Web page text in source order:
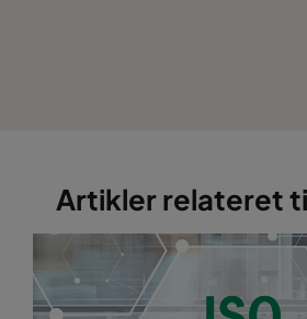
Artikler relateret